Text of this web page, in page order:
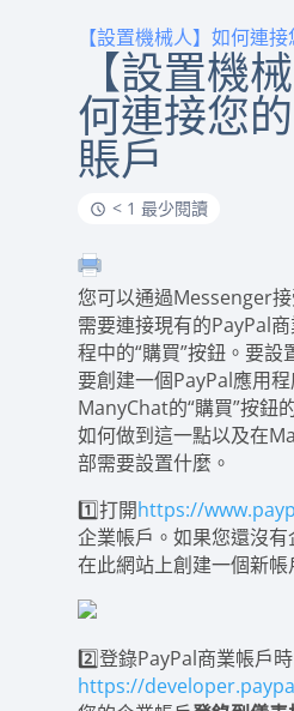
【設置機械人】如何連
【設置機
何連接您
賬戶
< 1 最少閱讀
您可以通過Messenger
需要連接現有的PayPal
程中的“購買”按鈕。要設
要創建一個PayPal應用
ManyChat的“購買”按鈕
如何做到這一點以及在
部需要設置什麼。
1️⃣打開https://
企業帳戶。如果您還沒
在此網站上創建一個新帳
2️⃣登錄PayPal商業帳戶
https://